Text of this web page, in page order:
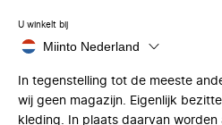
U winkelt bij
Miinto Nederland
In tegenstelling tot de meeste
wij geen magazijn. Eigenlijk
kleding. In plaats daarvan